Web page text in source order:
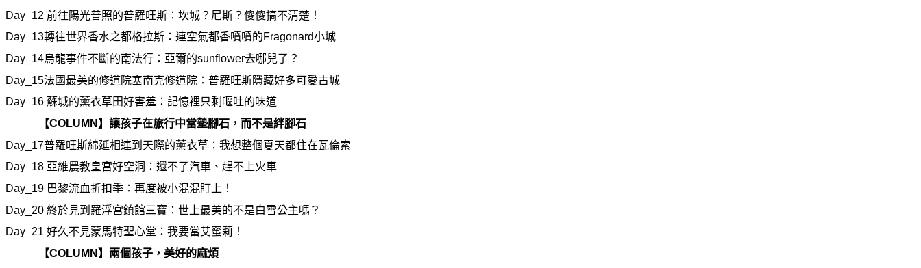
Day_12 前往陽光普照的普羅旺斯：坎城？尼斯？ 傻傻搞不清楚！
Day_13轉往世界香水之都格拉斯：連空氣都香噴噴的Fragonard小城
Day_14烏龍事件不斷的南法行：亞爾的sunflower去哪兒了？
Day_15法國最美的修道院塞南克修道院：普羅旺斯隱藏好多可愛古城
Day_16 蘇城的薰衣草田好害羞：記憶裡只剩嘔吐的味道
【COLUMN】讓孩子在旅行中當墊腳石，而不是絆腳石
Day_17普羅旺斯綿延相連到天際的薰衣草：我想整個夏天都住在瓦倫索
Day_18 亞維農教皇宮好空洞 ：還不了汽車、 趕不上火車
Day_19 巴黎流血折扣季：再度被小混混盯 上！
Day_20 終於見到羅浮宮鎮館三寶：世上最美的不是白雪公主嗎 ？
Day_21 好久不見蒙馬特聖心堂：我要當艾蜜莉！
【COLUMN】兩個孩子，美好的麻煩